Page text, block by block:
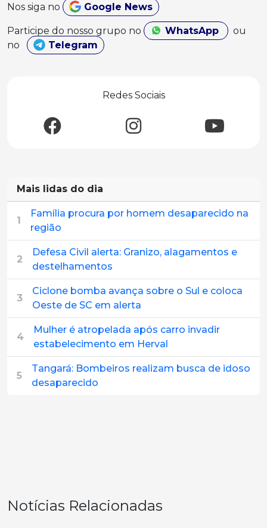
Nos siga no Google News
Participe do nosso grupo no WhatsApp
ou
no
Telegram
Redes Sociais
Mais lidas do dia
1
Família procura por homem desaparecido na
região
2
Defesa Civil alerta: Granizo, alagamentos e
destelhamentos
3
Ciclone bomba avança sobre o Sul e coloca
Oeste de SC em alerta
4
Mulher é atropelada após carro invadir
estabelecimento em Herval
5
Tangará: Bombeiros realizam busca de idoso
desaparecido
Notícias Relacionadas